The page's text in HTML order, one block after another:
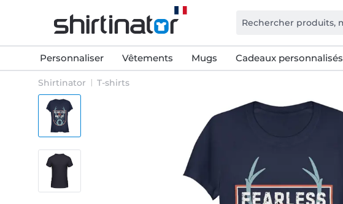
Personnaliser Vêtements Mugs Cadeaux personnalisés
Shirtinator T-shirts